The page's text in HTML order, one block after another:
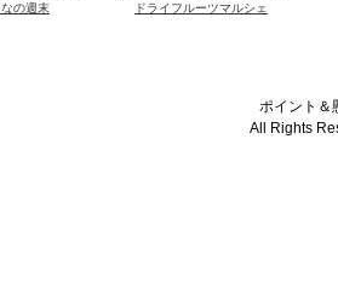
の週末
ドライフルーツマルシェ
ポイント＆
All Rights